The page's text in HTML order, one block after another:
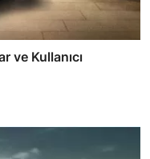
ve Kullanıcı